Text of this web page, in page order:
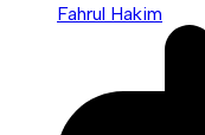
Fahrul Hakim